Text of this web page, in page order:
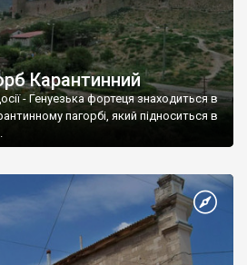
Карантинний
- Генуезька фортеця знаходиться в
пагорбі, який підноситься в